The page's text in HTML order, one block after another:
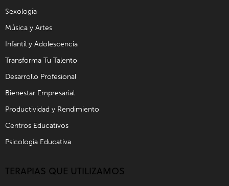
Sexología
Música y Artes
Infantil y Adolescencia
Transforma Tu Talento
Desarrollo Profesional
Bienestar Empresarial
Productividad y Rendimiento
Centros Educativos
Psicología Educativa
TERAPIAS QUE UTILIZAMOS